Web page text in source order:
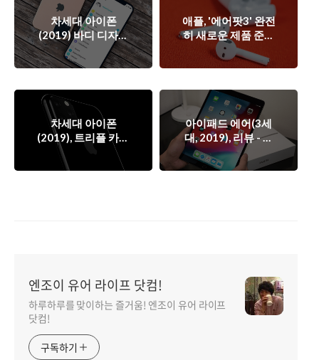
차세대 아이폰
(2019) 바디 디자인
도면 유출. 그리고 렌
더링 이미지.
애플, '에어팟3' 완전
히 새로운 제품 준비
중.
차세대 아이폰
(2019), 트리플 카메
라 탑재한다.
아이패드 에어(3세
대, 2019), 리뷰 - 성
능과 디자인이 가격
을 넘어서다.
엔조이 유어 라이프 닷컴!
하루하루를 맞이하는 즐거움! 엔조이 유어 라이프
닷컴!
구독하기